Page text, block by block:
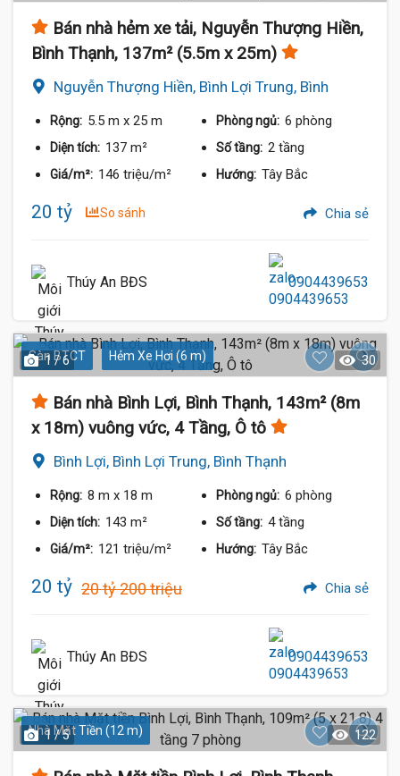
Bán nhà hẻm xe tải, Nguyễn Thượng Hiền,
Bình Thạnh, 137m² (5.5m x 25m)
Nguyễn Thượng Hiền, Bình Lợi Trung, Bình
Rộng: 5.5 m x 25 m Phòng ngủ: 6 phòng
Diện tích: 137 m² Số tầng: 2 tầng
Giá/m²: 146 triệu/m² Hướng: Tây Bắc
20 tỷ So sánh Chia sẻ
Thúy An BĐS 0904439653
Sàn BTCT Hẻm Xe Hơi (6 m)
1 / 6 30
Bán nhà Bình Lợi, Bình Thạnh, 143m² (8m
x 18m) vuông vức, 4 Tầng, Ô tô
Bình Lợi, Bình Lợi Trung, Bình Thạnh
Rộng: 8 m x 18 m Phòng ngủ: 6 phòng
Diện tích: 143 m² Số tầng: 4 tầng
Giá/m²: 121 triệu/m² Hướng: Tây Bắc
20 tỷ 20 tỷ 200 triệu Chia sẻ
Thúy An BĐS 0904439653
Nhà Mặt Tiền (12 m)
1 / 5 122